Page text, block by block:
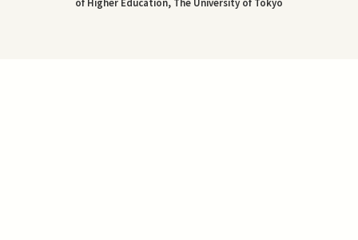
of Higher Education, The University of Tokyo